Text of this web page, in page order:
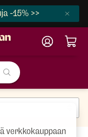
-15% >>
verkkokauppaan